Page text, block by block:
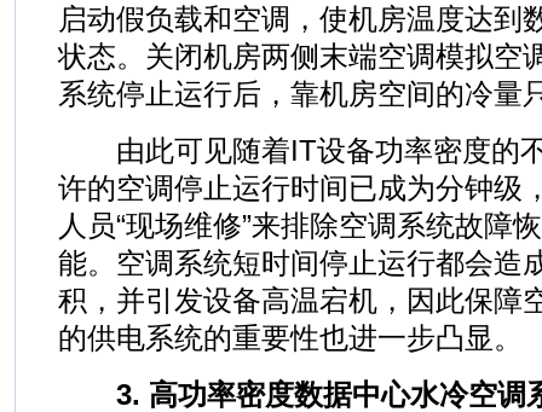
启动假负载和空调，使机房温度达到
状态。关闭机房两侧末端空调模拟空
系统停止运行后，靠机房空间的冷量
由此可见随着IT设备功率密度的
许的空调停止运行时间已成为分钟级
人员“现场维修”来排除空调系统故障
能。空调系统短时间停止运行都会造
积，并引发设备高温宕机，因此保障
的供电系统的重要性也进一步凸显。
3. 高功率密度数据中心水冷空调